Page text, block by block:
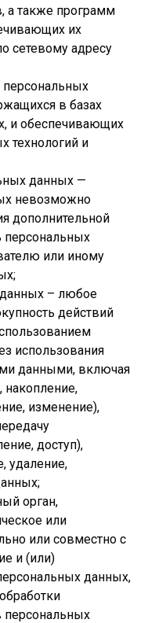
а также программ
их
сетевому адресу
в базах
и обеспечивающих
технологий и
данных —
невозможно
дополнительной
или иному
данных – любое
действий
использования
данными, включая
накопление,
изменение),
доступ),
удаление,
орган,
или
или совместно с
и (или)
данных,
персональных